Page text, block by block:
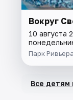
Вокруг
10 августа
Парк Ривьера
Все детям